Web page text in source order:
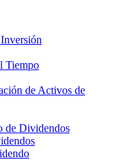
Tiempo
de Activos de
de Dividendos